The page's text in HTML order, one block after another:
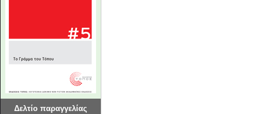
Δελτίο παραγγελίας